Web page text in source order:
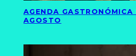
AGENDA GASTRONÓMICA
AGOSTO